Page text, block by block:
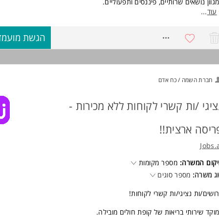
משרות ומידע על בזק >
למשרות מלאות/חלקיות/מתאים גם להורים/מתאים גם לסטודנטים/ות.
כושר ביטוי ברמה גבוהה.
אורינטציה שירותית.
עוד...
הגשת
חברת השמה / כח אדם
/ות קשרי לקוחות ללא מכירות -
ארצית!!
המשרה: מספר מקומות
משרה: מספר סוגים
ות נציגי/ות קשרי לקוחות!
שירותי בריאות של קופת חולים מובילה.